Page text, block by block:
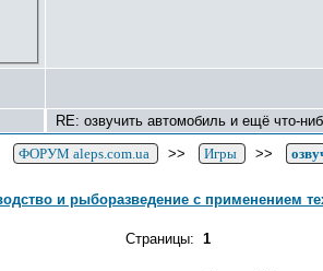
RE: озвучить автомобиль и ещё что-
ФОРУМ aleps.com.ua >> Игры >>
и рыборазведение с применением
Страницы: 1